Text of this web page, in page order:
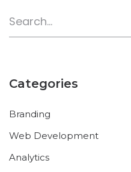
Categories
Branding
Web Development
Analytics